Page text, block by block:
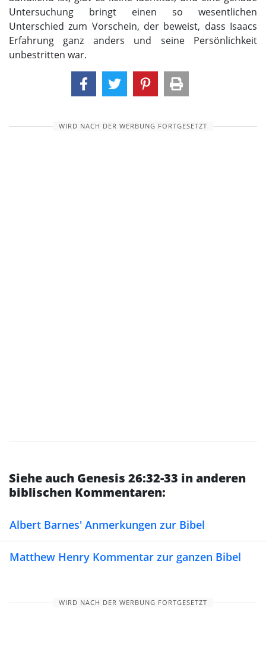
Untersuchung bringt einen so wesentlichen
Unterschied zum Vorschein, der beweist, dass Isaacs
Erfahrung ganz anders und seine Persönlichkeit
unbestritten war.
WIRD NACH DER WERBUNG FORTGESETZT
Siehe auch Genesis 26:32-33 in anderen
biblischen Kommentaren:
Albert Barnes' Anmerkungen zur Bibel
Matthew Henry Kommentar zur ganzen Bibel
WIRD NACH DER WERBUNG FORTGESETZT